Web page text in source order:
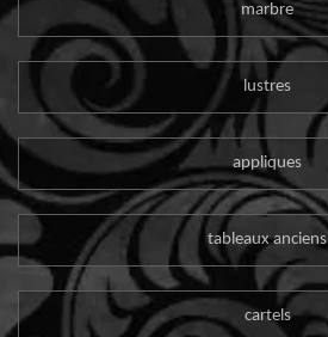
marbre
lustres
appliques
tableaux anciens
cartels